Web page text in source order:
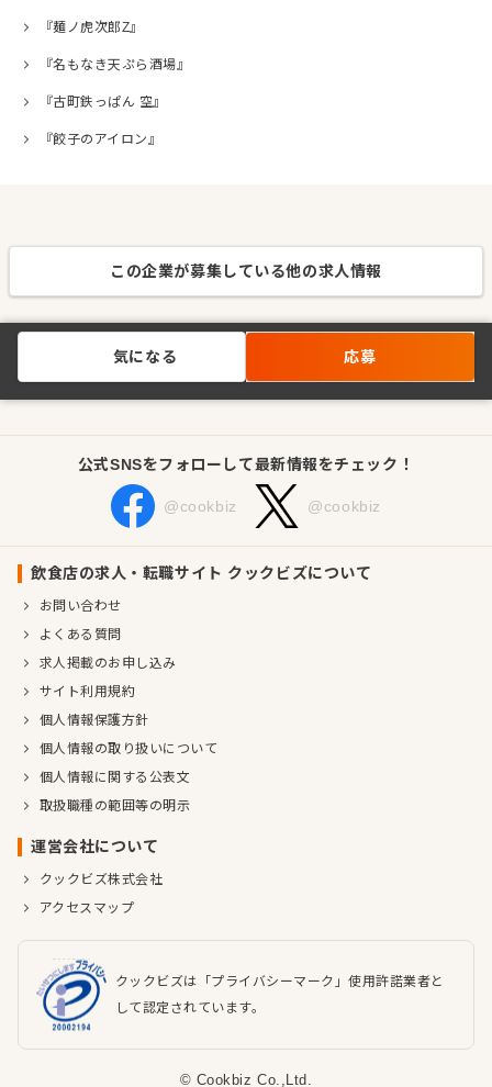
『麺ノ虎次郎Z』
『名もなき天ぷら酒場』
『古町鉄っぱん 空』
『餃子のアイロン』
この企業が募集している他の求人情報
気になる 応募
公式SNSをフォローして最新情報をチェック！
@cookbiz @cookbiz
飲食店の求人・転職サイト クックビズについて
お問い合わせ
よくある質問
求人掲載のお申し込み
サイト利用規約
個人情報保護方針
個人情報の取り扱いについて
個人情報に関する公表文
取扱職種の範囲等の明示
運営会社について
クックビズ株式会社
アクセスマップ
クックビズは「プライバシーマーク」使用許諾業者と
して認定されています。
© Cookbiz Co.,Ltd.